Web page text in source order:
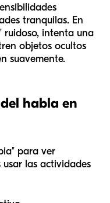
tranquilas. En
ruidoso, intenta una
objetos ocultos
suavemente.
habla en
para ver
usar las actividades